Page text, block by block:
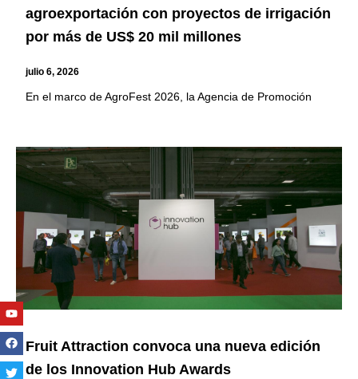
agroexportación con proyectos de irrigación
por más de US$ 20 mil millones
julio 6, 2026
En el marco de AgroFest 2026, la Agencia de Promoción
Fruit Attraction convoca una nueva edición
de los Innovation Hub Awards
Youtube
Facebook
Twitter
Linkedin
Instagram